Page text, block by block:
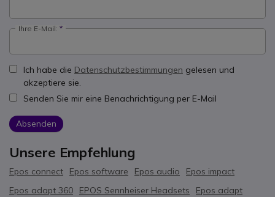
Ihre E-Mail:
Ich habe die Datenschutzbestimmungen gelesen und
akzeptiere sie.
Senden Sie mir eine Benachrichtigung per E-Mail
Absenden
Unsere Empfehlung
Epos connect Epos software Epos audio
Epos impact
Epos adapt 360
EPOS Sennheiser Headsets
Epos adapt